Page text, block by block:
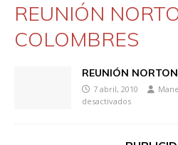
REUNIÓN
COLOMBRES
REUNIÓN
7 abril, 2010
desactivados